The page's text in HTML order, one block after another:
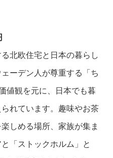
北欧住宅と日本の暮らし
ーデン人が尊重する「ち
値観を元に、日本でも暮
れています。趣味やお茶
しめる場所、家族が集ま
「ストックホルム」と